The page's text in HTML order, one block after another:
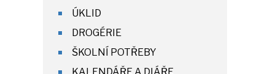
ÚKLID
DROGÉRIE
ŠKOLNÍ POTŘEBY